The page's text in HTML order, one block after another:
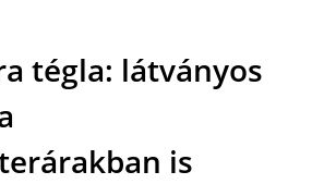
tégla: látványos
is